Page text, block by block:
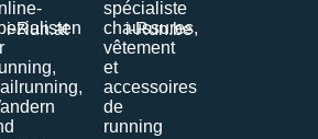
i-Run.at i-Run.be